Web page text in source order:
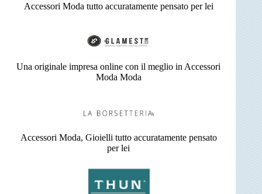
Accessori Moda tutto accuratamente pensato per lei
Una originale impresa online con il meglio in Accessori
Moda Moda
Accessori Moda, Gioielli tutto accuratamente pensato
per lei